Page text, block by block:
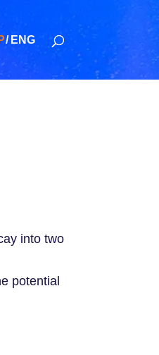
ENG
into two
potential